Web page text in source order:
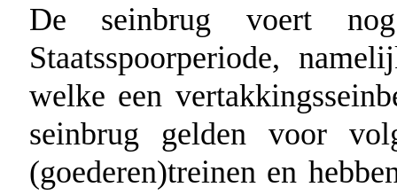
De seinbrug voert
Staatsspoorperiode,
welke een
seinbrug gelden voor
(goederen)treinen en